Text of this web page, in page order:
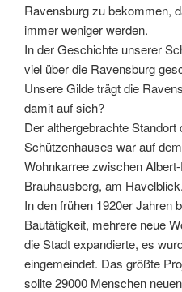
Ravensburg zu bekommen,
immer weniger werden.
In der Geschichte unserer
viel über die Ravensburg
Unsere Gilde trägt die
damit auf sich?
Der althergebrachte
Schützenhauses war auf
Wohnkarree zwischen
Brauhausberg, am Havelblick.
In den frühen 1920er Jahren
Bautätigkeit, mehrere neue
die Stadt expandierte, es
eingemeindet. Das größte
sollte 29000 Menschen